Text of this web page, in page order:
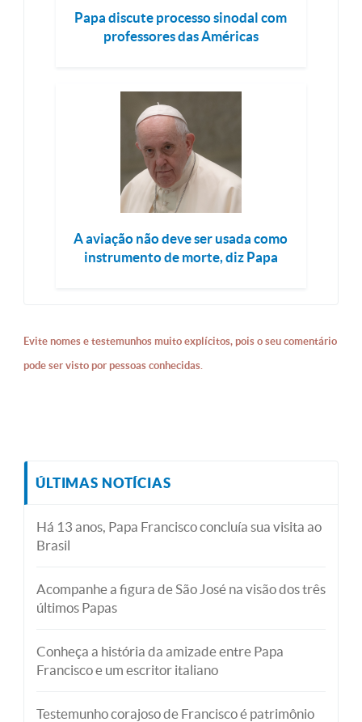
Papa discute processo sinodal com
professores das Américas
A aviação não deve ser usada como
instrumento de morte, diz Papa
Evite nomes e testemunhos muito explícitos, pois o seu comentário
pode ser visto por pessoas conhecidas.
ÚLTIMAS NOTÍCIAS
Há 13 anos, Papa Francisco concluía sua visita ao
Brasil
Acompanhe a figura de São José na visão dos três
últimos Papas
Conheça a história da amizade entre Papa
Francisco e um escritor italiano
Testemunho corajoso de Francisco é patrimônio